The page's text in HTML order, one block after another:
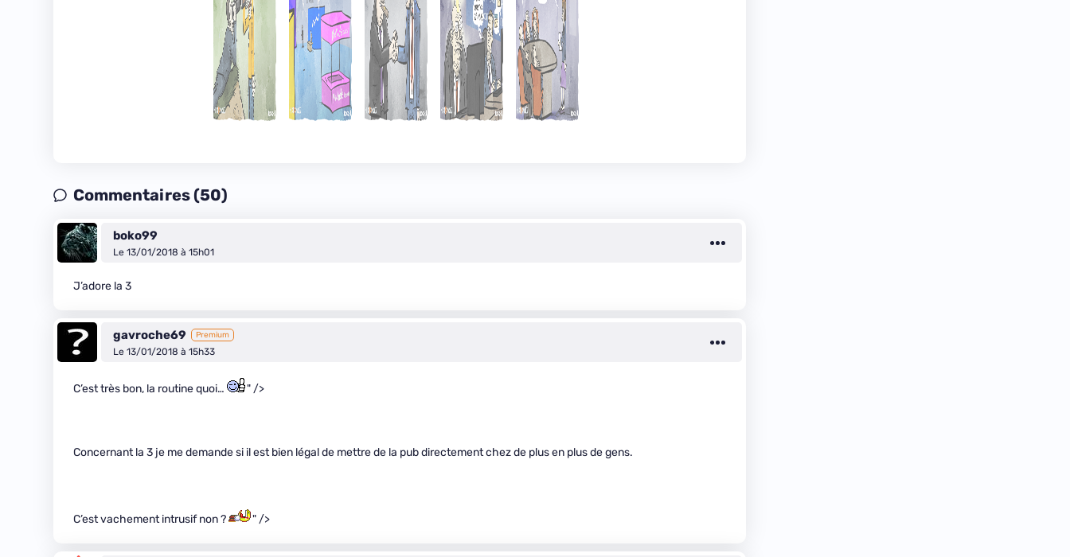
Commentaires (50)
boko99
Le 13/01/2018 à 15h01
J’adore la 3
gavroche69 Premium
Le 13/01/2018 à 15h33
C’est très bon, la routine quoi… " />
Concernant la 3 je me demande si il est bien légal de mettre de la pub directement chez de plus en plus de gens.
C’est vachement intrusif non ? " />